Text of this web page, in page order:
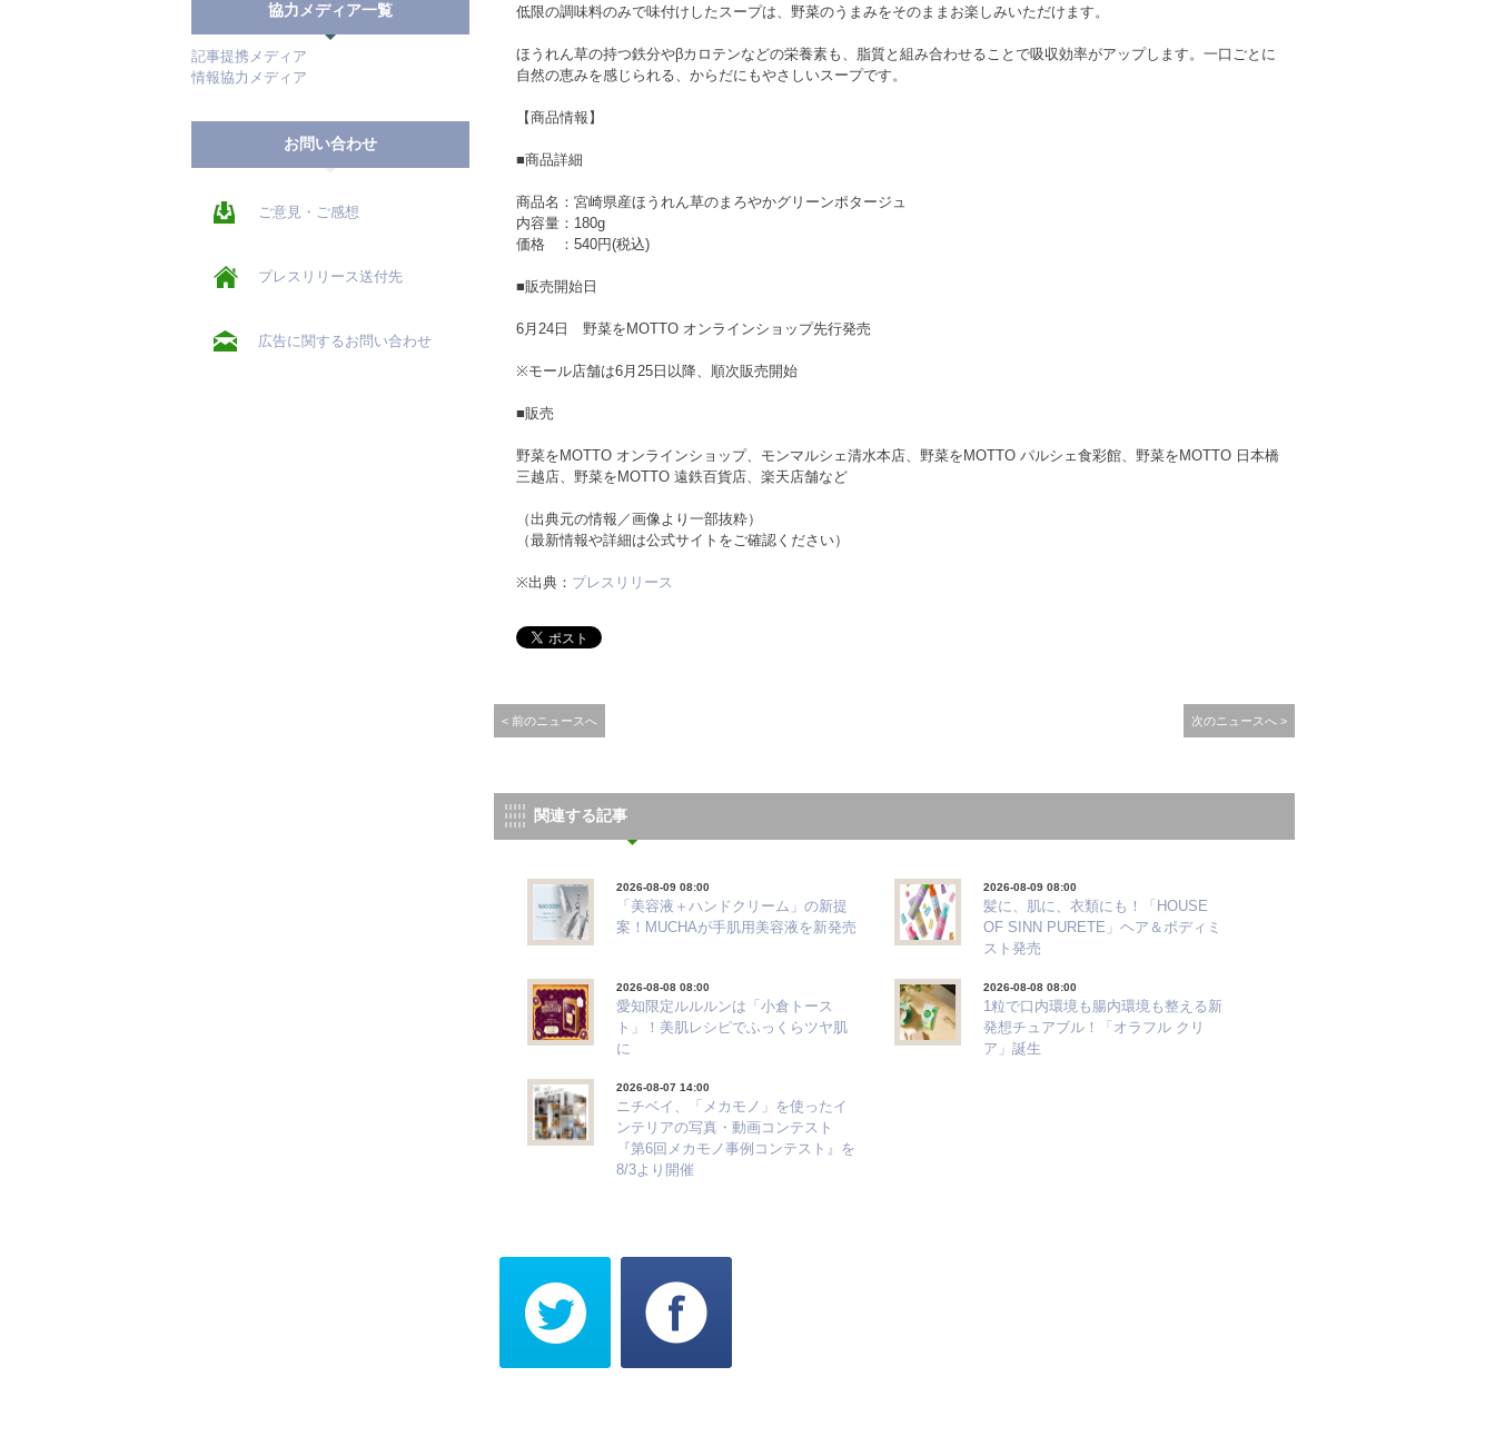
協力メディア一覧
記事提携メディア
情報協力メディア
お問い合わせ
ご意見・ご感想
プレスリリース送付先
広告に関するお問い合わせ
低限の調味料のみで味付けしたスープは、野菜のうまみをそのままお楽しみいただけます。
ほうれん草の持つ鉄分やβカロテンなどの栄養素も、脂質と組み合わせることで吸収効率がアップします。一口ごとに
自然の恵みを感じられる、からだにもやさしいスープです。
【商品情報】
■商品詳細
商品名：宮崎県産ほうれん草のまろやかグリーンポタージュ
内容量：180g
価格 ：540円(税込)
■販売開始日
6月24日 野菜をMOTTO オンラインショップ先行発売
※モール店舗は6月25日以降、順次販売開始
■販売
野菜をMOTTO オンラインショップ、モンマルシェ清水本店、野菜をMOTTO パルシェ食彩館、野菜をMOTTO 日本橋
三越店、野菜をMOTTO 遠鉄百貨店、楽天店舗など
（出典元の情報／画像より一部抜粋）
（最新情報や詳細は公式サイトをご確認ください）
※出典： プレスリリース
< 前のニュースへ 次のニュースへ >
関連する記事
2026-08-09 08:00
「美容液＋ハンドクリーム」の新提
案！MUCHAが手肌用美容液を新発売
2026-08-09 08:00
髪に、肌に、衣類にも！「HOUSE
OF SINN PURETE」ヘア＆ボディミ
スト発売
2026-08-08 08:00
愛知限定ルルルンは「小倉トース
ト」！美肌レシピでふっくらツヤ肌
に
2026-08-08 08:00
1粒で口内環境も腸内環境も整える新
発想チュアブル！「オラフル クリ
ア」誕生
2026-08-07 14:00
ニチベイ、「メカモノ」を使ったイ
ンテリアの写真・動画コンテスト
『第6回メカモノ事例コンテスト』を
8/3より開催